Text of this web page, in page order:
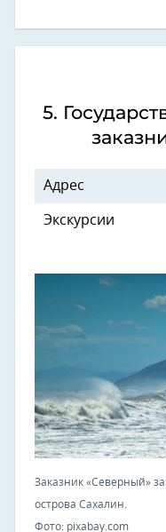
5.
Адрес
Экскурсии
Заказник «Северный»
острова Сахалин.
Фото: pixabay.com